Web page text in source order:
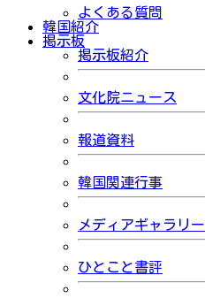
よくある質問
韓国紹介
掲示板
掲示板紹介
文化院ニュース
報道資料
韓国関連行事
メディアギャラリー
ひとこと書評